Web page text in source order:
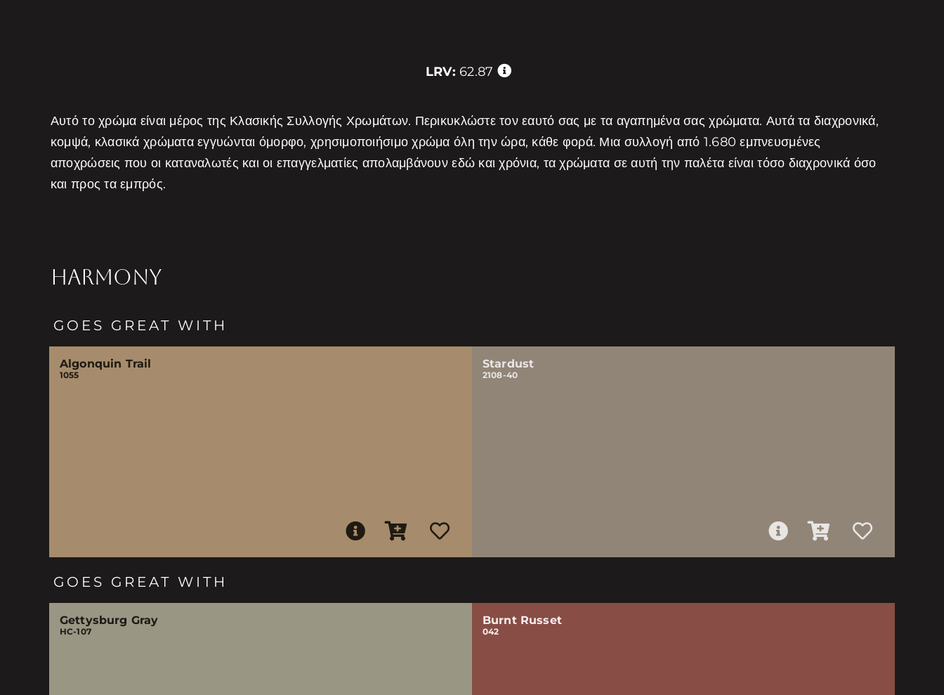
LRV: 62.87
Αυτό το χρώμα είναι μέρος της Κλασικής Συλλογής Χρωμάτων. Περικυκλώστε τον εαυτό σας με τα αγαπημένα σας χρώματα. Αυτά τα διαχρονικά,
κομψά, κλασικά χρώματα εγγυώνται όμορφο, χρησιμοποιήσιμο χρώμα όλη την ώρα, κάθε φορά. Μια συλλογή από 1.680 εμπνευσμένες
αποχρώσεις που οι καταναλωτές και οι επαγγελματίες απολαμβάνουν εδώ και χρόνια, τα χρώματα σε αυτή την παλέτα είναι τόσο διαχρονικά όσο
και προς τα εμπρός.
HARMONY
GOES GREAT WITH
Algonquin Trail
1055
Stardust
2108-40
GOES GREAT WITH
Gettysburg Gray
HC-107
Burnt Russet
042